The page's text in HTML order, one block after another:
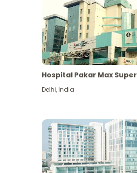
Hospital Pakar Max Super
Delhi,India